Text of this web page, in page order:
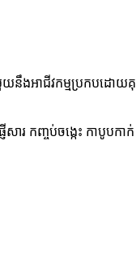
ងអាជីវកម្មប្រកបដោយគុ
ារ កញ្ចប់ចង្កេះ កាបូប